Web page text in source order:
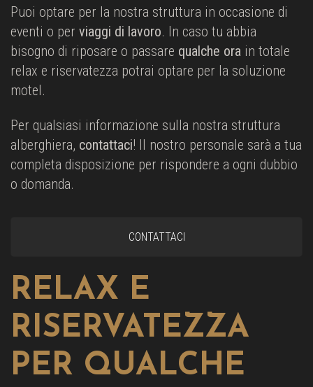
Puoi optare per la nostra struttura in occasione di
eventi o per viaggi di lavoro. In caso tu abbia
bisogno di riposare o passare qualche ora in totale
relax e riservatezza potrai optare per la soluzione
motel.
Per qualsiasi informazione sulla nostra struttura
alberghiera, contattaci! Il nostro personale sarà a tua
completa disposizione per rispondere a ogni dubbio
o domanda.
CONTATTACI
RELAX E
RISERVATEZZA
PER QUALCHE